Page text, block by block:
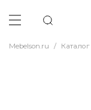
Mebelson.ru / Каталог